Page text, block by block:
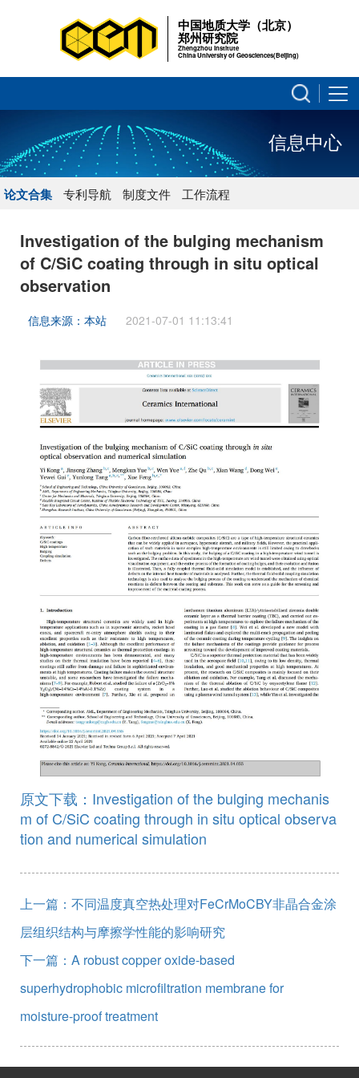
中国地质大学（北京）
郑州研究院
Zhengzhou Institute
China University of Geosciences(Beijing)
信息中心
论文合集 专利导航 制度文件 工作流程
Investigation of the bulging mechanism
of C/SiC coating through in situ optical
observation
信息来源：本站 2021-07-01 11:13:41
原文下载：Investigation of the bulging mechanis
m of C/SiC coating through in situ optical observa
tion and numerical simulation
上一篇：不同温度真空热处理对FeCrMoCBY非晶合金涂
层组织结构与摩擦学性能的影响研究
下一篇：A robust copper oxide-based
superhydrophobic microfiltration membrane for
moisture-proof treatment